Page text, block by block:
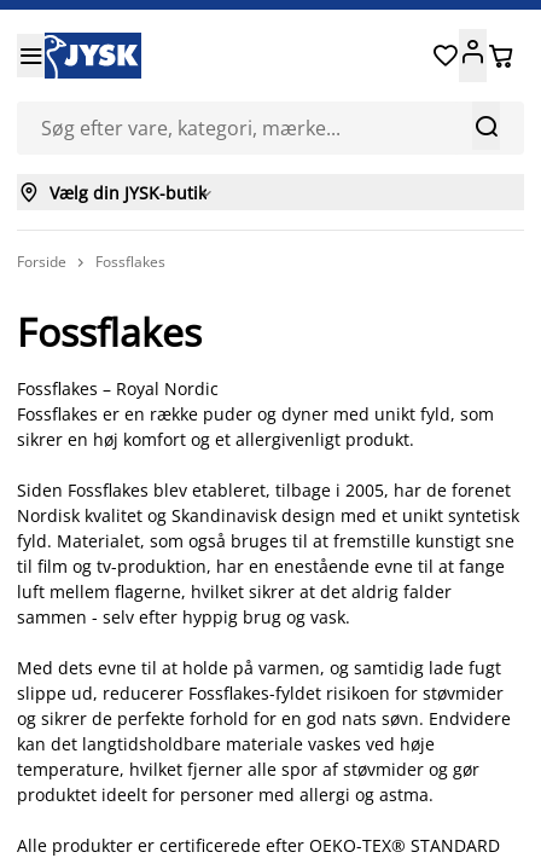


 
 Vælg din JYSK-butik
Forside  Fossflakes
Fossflakes
Fossflakes – Royal Nordic
Fossflakes er en række puder og dyner med unikt fyld, som
sikrer en høj komfort og et allergivenligt produkt.
Siden Fossflakes blev etableret, tilbage i 2005, har de forenet
Nordisk kvalitet og Skandinavisk design med et unikt syntetisk
fyld. Materialet, som også bruges til at fremstille kunstigt sne
til film og tv-produktion, har en enestående evne til at fange
luft mellem flagerne, hvilket sikrer at det aldrig falder
sammen - selv efter hyppig brug og vask.
Med dets evne til at holde på varmen, og samtidig lade fugt
slippe ud, reducerer Fossflakes-fyldet risikoen for støvmider
og sikrer de perfekte forhold for en god nats søvn. Endvidere
kan det langtidsholdbare materiale vaskes ved høje
temperature, hvilket fjerner alle spor af støvmider og gør
produktet ideelt for personer med allergi og astma.
Alle produkter er certificerede efter OEKO-TEX® STANDARD